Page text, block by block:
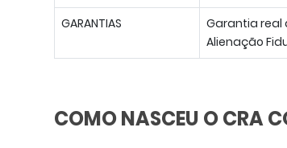
GARANTIAS
Garantia real
Alienação
COMO NASCEU O CRA